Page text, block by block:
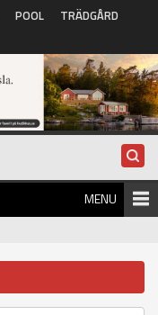
POOL
TRÄDGÅRD
MENU